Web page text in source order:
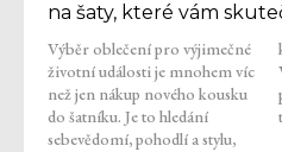
na šaty, které vám
Výběr oblečení pro výjimečné
životní události je mnohem víc
než jen nákup nového kousku
do šatníku. Je to hledání
sebevědomí, pohodlí a stylu,
který podtrhne naši osobnost.
V době masové produkce se
proto stále více žen vrací k